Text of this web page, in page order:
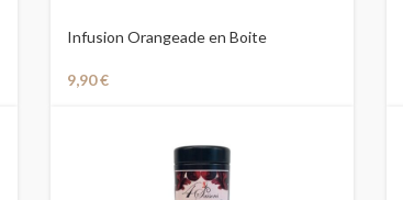
Infusion Orangeade en Boite
9,90€